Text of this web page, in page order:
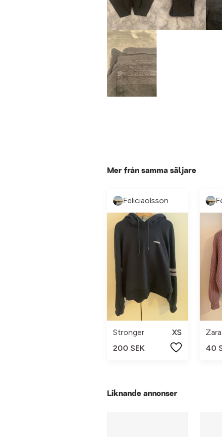
Mer från samma säljare
Feliciaolsson
Stronger
XS
200 SEK
Zara
40
Liknande annonser